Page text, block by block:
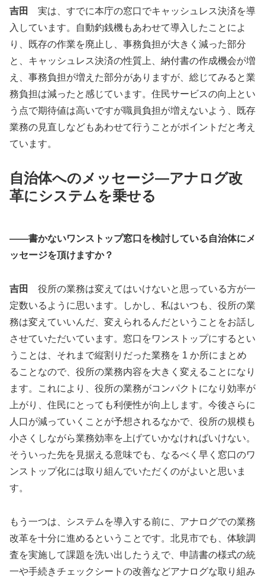
吉田
実は、すでに本庁の窓口でキャッシュレス決済を導
入しています。自動釣銭機もあわせて導入したことによ
り、既存の作業を廃止し、事務負担が大きく減った部分
と、キャッシュレス決済の性質上、納付書の作成機会が増
え、事務負担が増えた部分がありますが、総じてみると業
務負担は減ったと感じています。住民サービスの向上とい
う点で期待値は高いですが職員負担が増えないよう、既存
業務の見直しなどもあわせて行うことがポイントだと考え
ています。
自治体へのメッセージ―アナログ改
革にシステムを乗せる
――書かないワンストップ窓口を検討している自治体にメ
ッセージを頂けますか？
吉田
役所の業務は変えてはいけないと思っている方が一
定数いるように思います。しかし、私はいつも、役所の業
務は変えていいんだ、変えられるんだということをお話し
させていただいています。窓口をワンストップにするとい
うことは、それまで縦割りだった業務を 1 か所にまとめ
ることなので、役所の業務内容を大きく変えることになり
ます。これにより、役所の業務がコンパクトになり効率が
上がり、住民にとっても利便性が向上します。今後さらに
人口が減っていくことが予想されるなかで、役所の規模も
小さくしながら業務効率を上げていかなければいけない。
そういった先を見据える意味でも、なるべく早く窓口のワ
ンストップ化には取り組んでいただくのがよいと思いま
す。
もう一つは、システムを導入する前に、アナログでの業務
改革を十分に進めるということです。北見市でも、体験調
査を実施して課題を洗い出したうえで、申請書の様式の統
一や手続きチェックシートの改善などアナログな取り組み